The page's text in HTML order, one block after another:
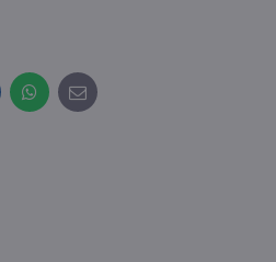
WhatsApp
E-
mail